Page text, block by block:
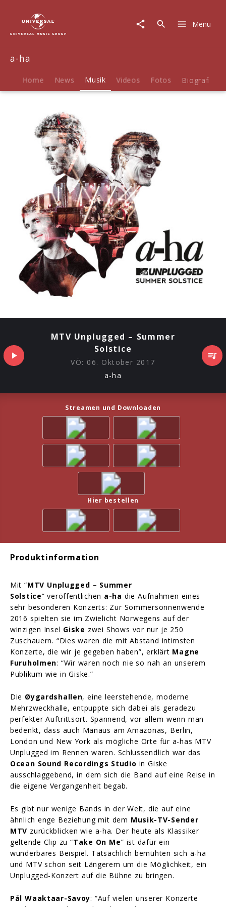
Musik
MTV
Summer
Menu
a-ha
Home News Musik Videos Fotos Biografie
MTV Unplugged – Summer
Solstice
VÖ: 06. Oktober 2017
a-ha
Streamen und Downloaden
Hier bestellen
Produktinformation
Mit “MTV Unplugged – Summer
Solstice” veröffentlichen a-ha die Aufnahmen eines
sehr besonderen Konzerts: Zur Sommersonnenwende
2016 spielten sie im Zwielicht Norwegens auf der
winzigen Insel Giske zwei Shows vor nur je 250
Zuschauern. “Dies waren die mit Abstand intimsten
Konzerte, die wir je gegeben haben”, erklärt Magne
Furuholmen: “Wir waren noch nie so nah an unserem
Publikum wie in Giske.”
Die Øygardshallen, eine leerstehende, moderne
Mehrzweckhalle, entpuppte sich dabei als geradezu
perfekter Auftrittsort. Spannend, vor allem wenn man
bedenkt, dass auch Manaus am Amazonas, Berlin,
London und New York als mögliche Orte für a-has MTV
Unplugged im Rennen waren. Schlussendlich war das
Ocean Sound Recordings Studio in Giske
ausschlaggebend, in dem sich die Band auf eine Reise in
die eigene Vergangenheit begab.
Es gibt nur wenige Bands in der Welt, die auf eine
ähnlich enge Beziehung mit dem Musik-TV-Sender
MTV zurückblicken wie a-ha. Der heute als Klassiker
geltende Clip zu “Take On Me” ist dafür ein
wunderbares Beispiel. Tatsächlich bemühten sich a-ha
und MTV schon seit Längerem um die Möglichkeit, ein
Unplugged-Konzert auf die Bühne zu bringen.
Pål Waaktaar-Savoy: “Auf vielen unserer Konzerte